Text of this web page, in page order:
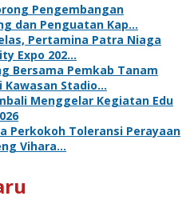
Pengembangan
dan Penguatan Kap…
Pertamina Patra Niaga
Expo 202…
Bersama Pemkab Tanam
Kawasan Stadio…
Menggelar Kegiatan Edu
Perkokoh Toleransi Perayaan
Vihara…